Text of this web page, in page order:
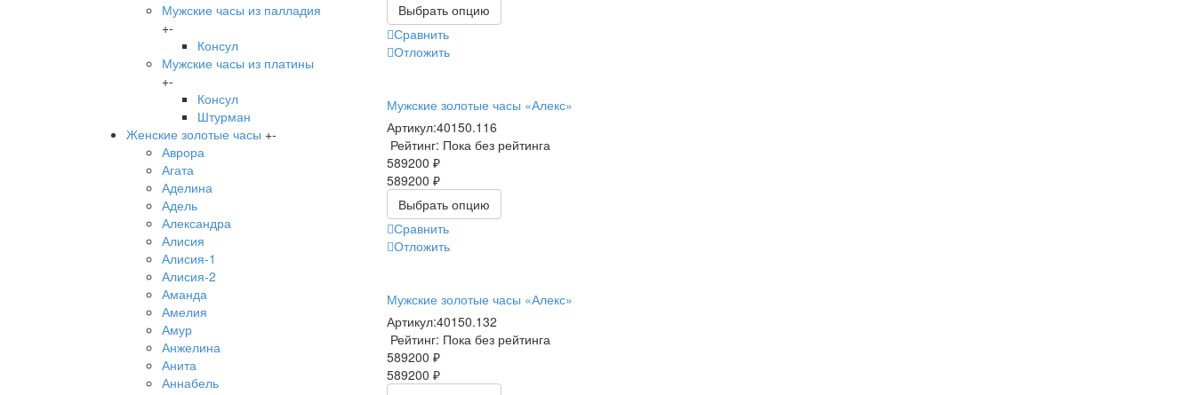
Мужские часы из палладия
+-
Консул
Мужские часы из платины
+-
Консул
Штурман
Женские золотые часы +-
Аврора
Агата
Аделина
Адель
Александра
Алисия
Алисия-1
Алисия-2
Аманда
Амелия
Амур
Анжелина
Анита
Аннабель
Выбрать опцию
Сравнить
Отложить
Мужские золотые часы «Алекс»
Артикул:40150.116
Рейтинг: Пока без рейтинга
589200 ₽
589200 ₽
Выбрать опцию
Сравнить
Отложить
Мужские золотые часы «Алекс»
Артикул:40150.132
Рейтинг: Пока без рейтинга
589200 ₽
589200 ₽